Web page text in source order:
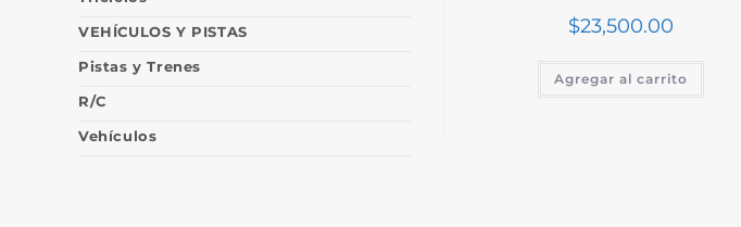
$23,500.00
Agregar al carrito
VEHÍCULOS Y PISTAS
Pistas y Trenes
R/C
Vehículos